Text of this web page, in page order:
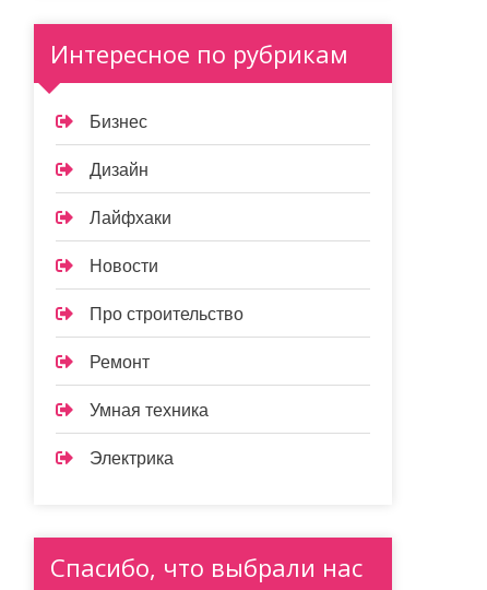
Интересное по рубрикам
Бизнес
Дизайн
Лайфхаки
Новости
Про строительство
Ремонт
Умная техника
Электрика
Спасибо, что выбрали нас